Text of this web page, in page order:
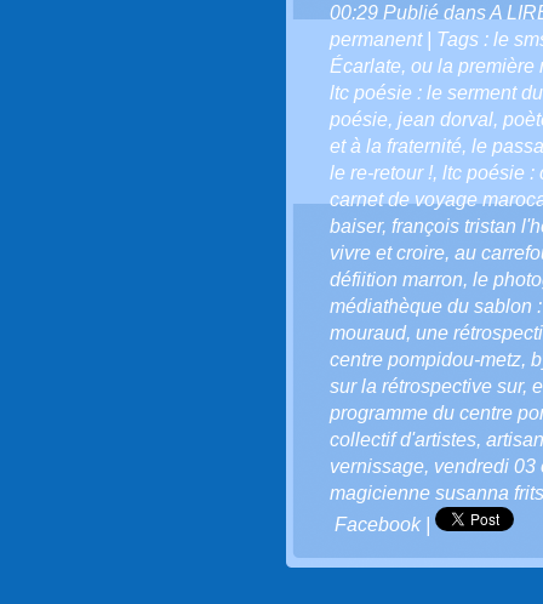
00:29 Publié dansA
permanent| Tags : le
Écarlate, ou la première
ltc poésie : le serment
poésie, jean dorval,
et à la fraternité, le
le re-retour !, ltc poésie :
carnet de voyage
baiser, françois tristan
vivre et croire, au
défiition marron, le
médiathèque du sablon
mouraud, une
centre pompidou-metz,
sur la rétrospective sur,
programme du centre
collectif d'artistes,
vernissage, vendredi 03
magicienne susanna
Facebook|